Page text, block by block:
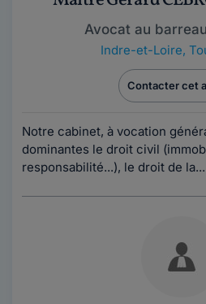
Avocat au
Indre-et-Loire,
Contacter cet
Notre cabinet, à vocation
dominantes le droit civil
responsabilité...), le droit de la...